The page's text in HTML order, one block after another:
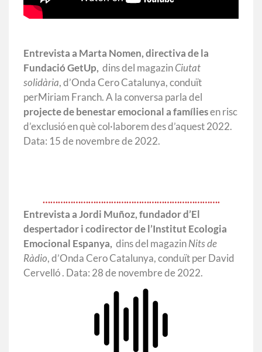
Entrevista a Marta Nomen, directiva de la
Fundació GetUp, dins del magazin Ciutat
solidària, d’Onda Cero Catalunya, conduït
perMiriam Franch. A la conversa parla del
projecte de benestar emocional a famíliesen risc
d’exclusió en què col·laborem des d’aquest 2022.
Data: 15 de novembre de 2022.
…………………………………………………………….
Entrevista a Jordi Muñoz, fundador d’El
despertador i codirector de l’Institut Ecologia
Emocional Espanya, dins del magazin Nits de
Ràdio, d’Onda Cero Catalunya, conduït per David
Cervelló . Data: 28 de novembre de 2022.